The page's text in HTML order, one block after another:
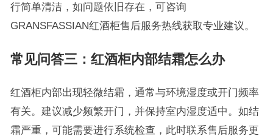
行简单清洁，如问题依旧存在，可咨询
GRANSFASSIAN红酒柜售后服务热线获取专业建议。
常见问答三：红酒柜内部结霜怎么办
红酒柜内部出现轻微结霜，通常与环境湿度或开门频率
有关。建议减少频繁开门，并保持室内湿度适中。如结
霜严重，可能需要进行系统检查，此时联系售后服务更